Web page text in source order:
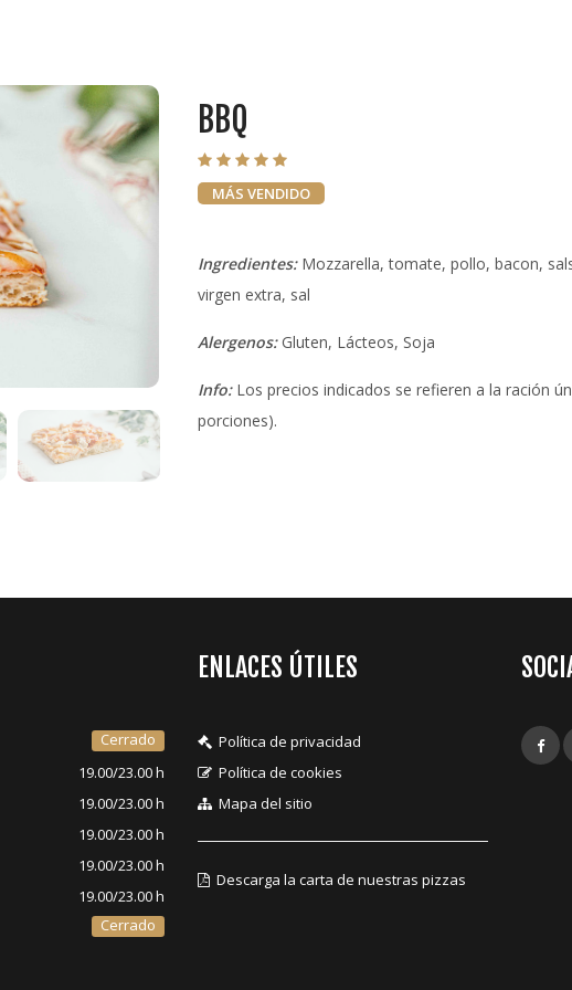
BBQ
MÁS VENDIDO
Ingredientes:Mozzarella, tomate, pollo, bacon,
virgen extra, sal
Alergenos:Gluten, Lácteos, Soja
Info:Los precios indicados se refieren a la ración
porciones).
Cerrado
19.00/23.00 h
19.00/23.00 h
19.00/23.00 h
19.00/23.00 h
19.00/23.00 h
Cerrado
ENLACES ÚTILES
Política de privacidad
Política de cookies
Mapa del sitio
Descarga la carta de nuestras pizzas